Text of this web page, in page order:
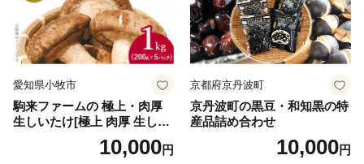
下妻市役所 経済部 農業政策課 ふるさと振興係
平日8時30分～17時15分
TEL：0296-43-2111
愛知県小牧市
駒来ファームの 極上・肉厚
生しいたけ[極上 肉厚 生しい
たけ 生シイタケ 生椎茸 安心
安全 国産 採れたて 新鮮 きの
10,000円
京都府京丹波町
京丹波町の黒豆・和知黒の特
産品詰め合わせ
10,000円